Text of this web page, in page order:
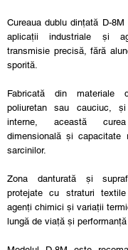
Cureaua dublu dințată D-
aplicații industriale și
transmisie precisă, fără
sporită.
Fabricată din materiale
poliuretan sau cauciuc,
interne, această
dimensională și capacitate
sarcinilor.
Zona danturată și
protejate cu straturi
agenți chimici și variații
lungă de viață și